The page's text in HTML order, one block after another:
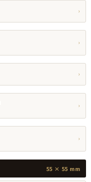
›
›
›
›
›
55 × 55 mm